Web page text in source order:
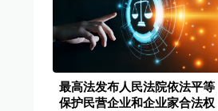
最高法发布人民法院依法平等
保护民营企业和企业家合法权